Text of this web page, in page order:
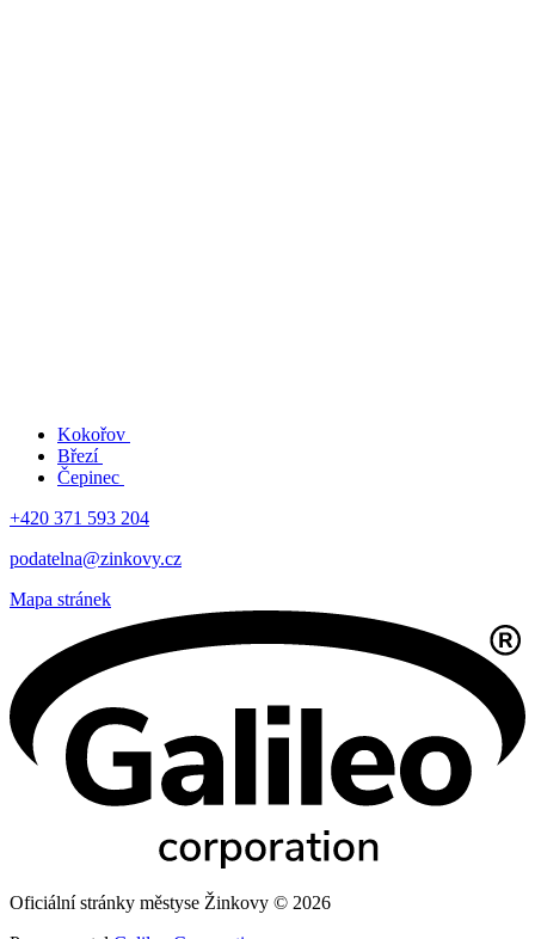
Kokořov
Březí
Čepinec
+420 371 593 204
podatelna@zinkovy.cz
Mapa stránek
Oficiální stránky městyse Žinkovy © 2026